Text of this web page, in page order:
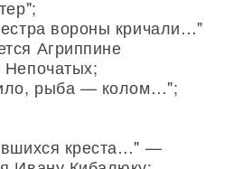
вороны кричали…"
Агриппине
рыба — колом…";
креста…" —